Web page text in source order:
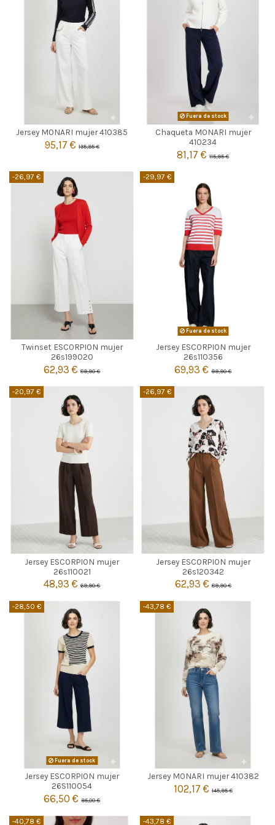
Jersey MONARI mujer 410385
95,17 €135,95 €
AZUL MARINO
42
Fuera de stock
Chaqueta MONARI mujer
410234
81,17 €115,95 €
 Agotado
-26,97 €
Twinset ESCORPION mujer
26s199020
62,93 €89,90 €
AZUL MARINO
CORAL
S M L
 Añadir al carrito
-29,97 €
Fuera de stock
Jersey ESCORPION mujer
26s110356
69,93 €99,90 €
 Agotado
-20,97 €
Jersey ESCORPION mujer
26s110021
48,93 €69,90 €
CRUDO
S M L
 Añadir al carrito
-26,97 €
Jersey ESCORPION mujer
26s120342
62,93 €89,90 €
CRUDO
XL

Añadir al carrito
-28,50 €
Fuera de stock
Jersey ESCORPION mujer
26S110054
66,50 €95,00 €
 Agotado
-43,78 €
Jersey MONARI mujer 410382
102,17 €145,95 €
BEIGE
40
-40,78 €
-43,78 €